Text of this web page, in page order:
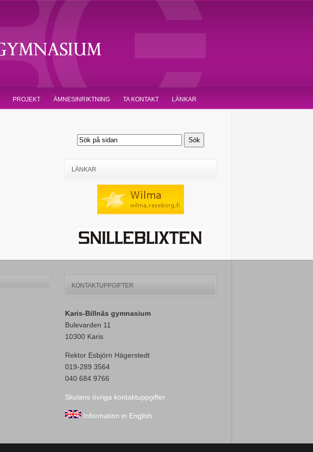
PROJEKT ÄMNESINRIKTNING TA KONTAKT LÄNKAR
LÄNKAR
KONTAKTUPPGIFTER
Karis-Billnäs gymnasium
Bulevarden 11
10300 Karis
Rektor Esbjörn Hägerstedt
019-289 3564
040 684 9766
Skolans övriga kontaktuppgifter
Information in English